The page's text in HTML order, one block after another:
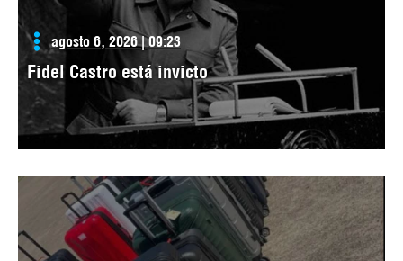
agosto 6, 2026 | 09:23
Fidel Castro está invicto